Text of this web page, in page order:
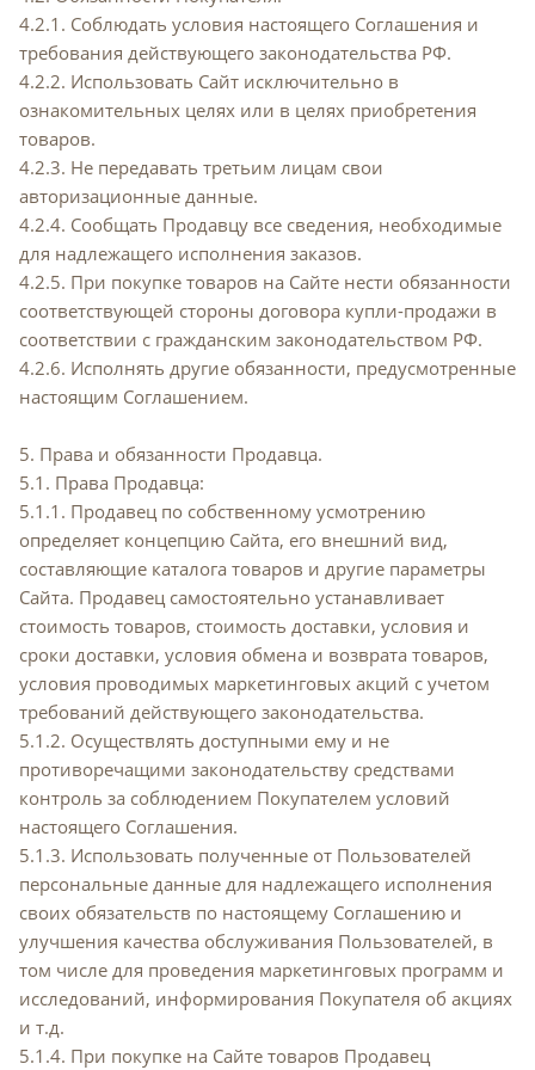
4.2.1. Соблюдать условия настоящего Соглашения и
требования действующего законодательства РФ.
4.2.2. Использовать Сайт исключительно в
ознакомительных целях или в целях приобретения
товаров.
4.2.3. Не передавать третьим лицам свои
авторизационные данные.
4.2.4. Сообщать Продавцу все сведения, необходимые
для надлежащего исполнения заказов.
4.2.5. При покупке товаров на Сайте нести обязанности
соответствующей стороны договора купли-продажи в
соответствии с гражданским законодательством РФ.
4.2.6. Исполнять другие обязанности, предусмотренные
настоящим Соглашением.
5. Права и обязанности Продавца.
5.1. Права Продавца:
5.1.1. Продавец по собственному усмотрению
определяет концепцию Сайта, его внешний вид,
составляющие каталога товаров и другие параметры
Сайта. Продавец самостоятельно устанавливает
стоимость товаров, стоимость доставки, условия и
сроки доставки, условия обмена и возврата товаров,
условия проводимых маркетинговых акций с учетом
требований действующего законодательства.
5.1.2. Осуществлять доступными ему и не
противоречащими законодательству средствами
контроль за соблюдением Покупателем условий
настоящего Соглашения.
5.1.3. Использовать полученные от Пользователей
персональные данные для надлежащего исполнения
своих обязательств по настоящему Соглашению и
улучшения качества обслуживания Пользователей, в
том числе для проведения маркетинговых программ и
исследований, информирования Покупателя об акциях
и т.д.
5.1.4. При покупке на Сайте товаров Продавец